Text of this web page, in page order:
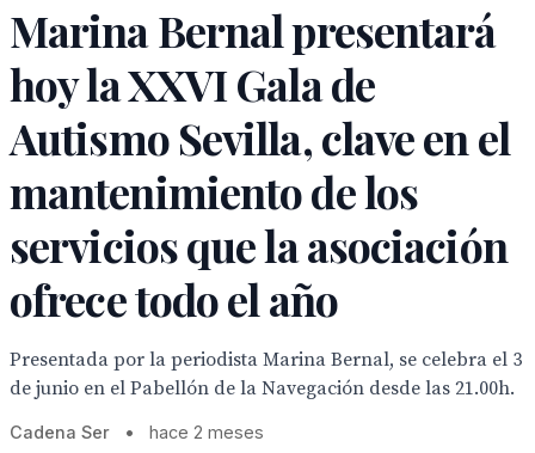
Marina Bernal presentará
hoy la XXVI Gala de
Autismo Sevilla, clave en el
mantenimiento de los
servicios que la asociación
ofrece todo el año
Presentada por la periodista Marina Bernal, se celebra el 3
de junio en el Pabellón de la Navegación desde las 21.00h.
Cadena Ser • hace 2 meses